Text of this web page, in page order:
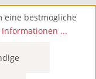
eine bestmögliche
...